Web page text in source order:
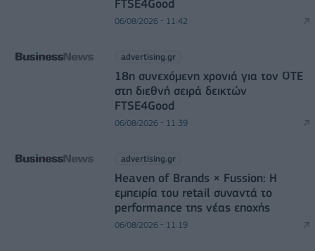
FTSE4Good
06/08/2026 - 11:42
advertising.gr
18η συνεχόμενη χρονιά για τον ΟΤΕ
στη διεθνή σειρά δεικτών
FTSE4Good
06/08/2026 - 11:39
advertising.gr
Heaven of Brands × Fussion: Η
εμπειρία του retail συναντά το
performance της νέας εποχής
06/08/2026 - 11:19